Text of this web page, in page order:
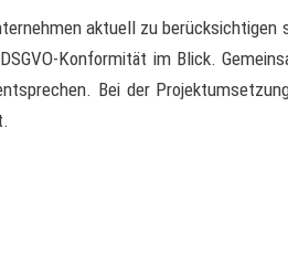
aktuell zu berücksichtigen
Konformität im Blick.
Bei der